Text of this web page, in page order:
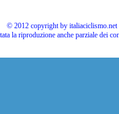
© 2012 copyright by
la riproduzione anche parziale dei